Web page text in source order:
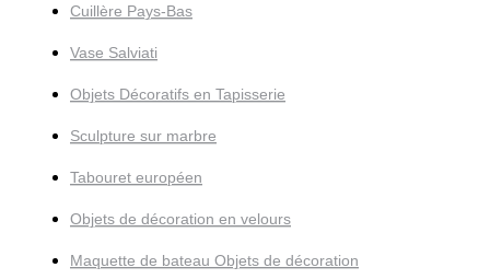
Cuillère Pays-Bas
Vase Salviati
Objets Décoratifs en Tapisserie
Sculpture sur marbre
Tabouret européen
Objets de décoration en velours
Maquette de bateau Objets de décoration